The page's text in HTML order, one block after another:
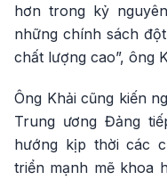
hơn trong kỷ
những chính sách
chất lượng cao”, ông
Ông Khải cũng kiến
Trung ương Đảng
hướng kịp thời các
triển mạnh mẽ khoa